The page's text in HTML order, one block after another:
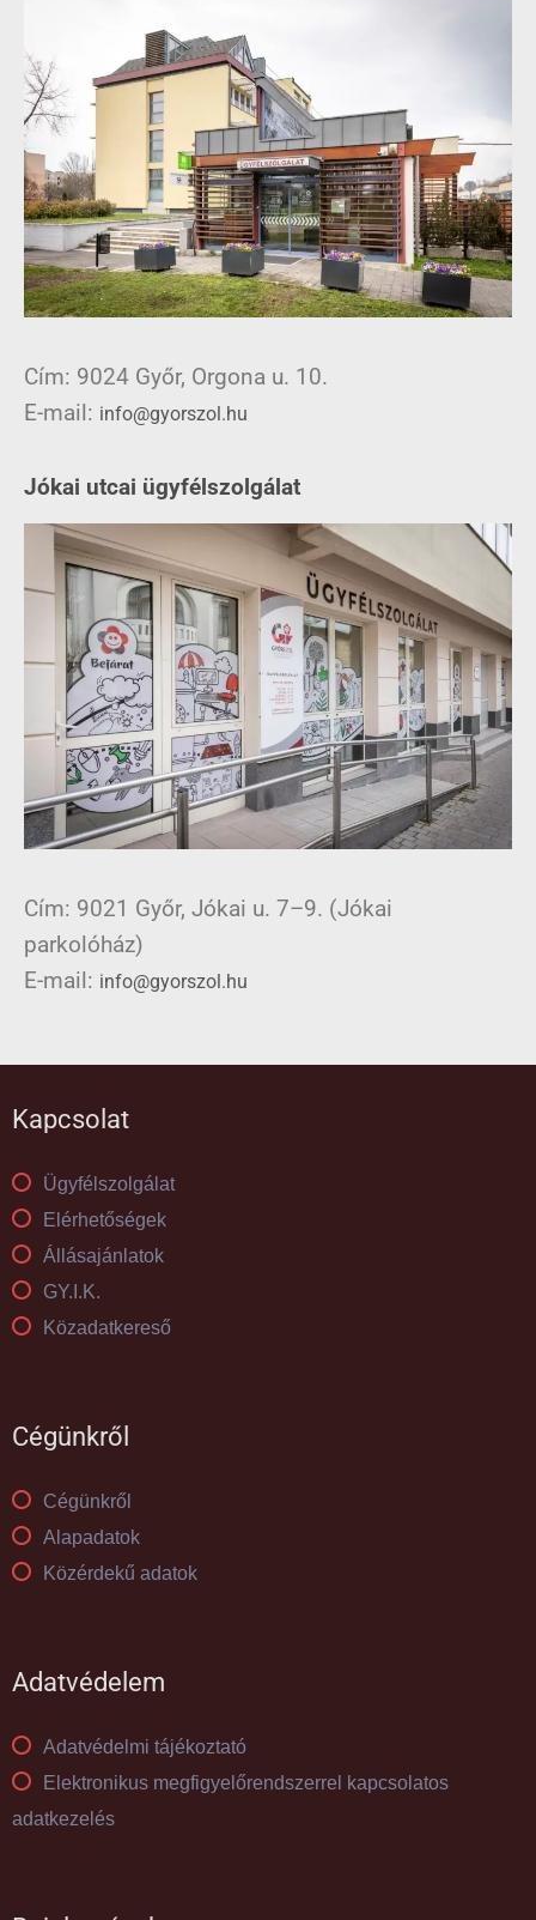
Cím: 9024 Győr, Orgona u. 10.
E-mail: info@gyorszol.hu
Jókai utcai ügyfélszolgálat
Cím: 9021 Győr, Jókai u. 7–9. (Jókai
parkolóház)
E-mail: info@gyorszol.hu
Kapcsolat
Ügyfélszolgálat
Elérhetőségek
Állásajánlatok
GY.I.K.
Közadatkereső
Cégünkről
Cégünkről
Alapadatok
Közérdekű adatok
Adatvédelem
Adatvédelmi tájékoztató
Elektronikus megfigyelőrendszerrel kapcsolatos
adatkezelés